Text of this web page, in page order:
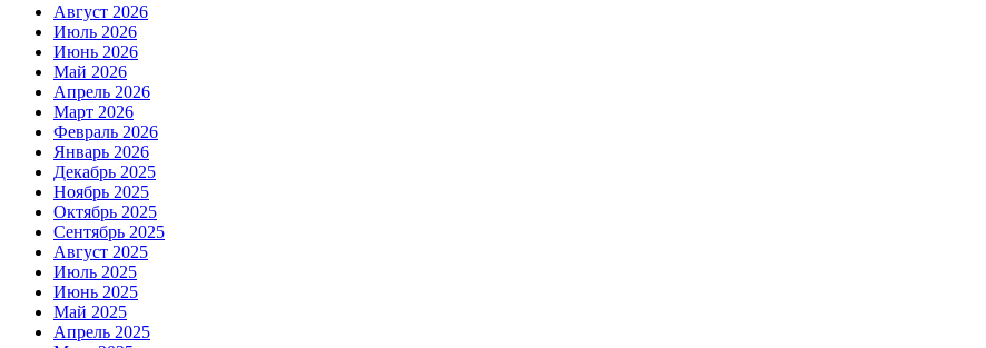
Август 2026
Июль 2026
Июнь 2026
Май 2026
Апрель 2026
Март 2026
Февраль 2026
Январь 2026
Декабрь 2025
Ноябрь 2025
Октябрь 2025
Сентябрь 2025
Август 2025
Июль 2025
Июнь 2025
Май 2025
Апрель 2025